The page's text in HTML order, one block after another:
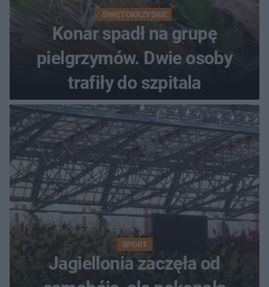
ŚWIĘTOKRZYSKIE
Konar spadł na grupę
pielgrzymów. Dwie osoby
trafiły do szpitala
SPORT
Jagiellonia zaczęła od